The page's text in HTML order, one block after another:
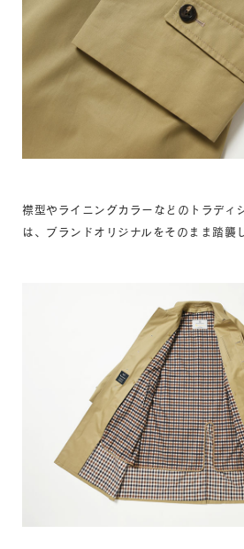
襟型やライニングカラーなどのトラディ
は、ブランドオリジナルをそのまま踏襲